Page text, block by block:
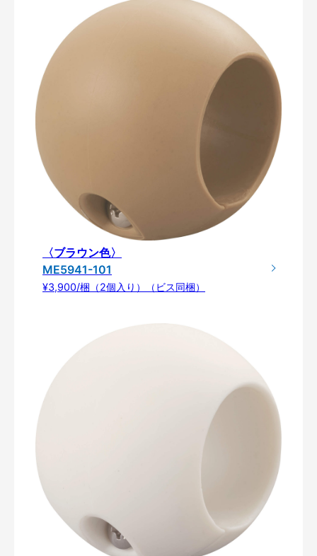
〈ブラウン色〉
ME5941-101
¥3,900/梱（2個入り）（ビス同梱）